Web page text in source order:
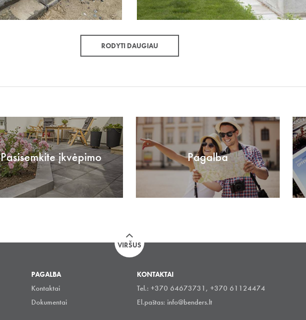
RODYTI DAUGIAU
Pasisemkite įkvėpimo Pagalba
VIRŠUS
PAGALBA
Kontaktai
Dokumentai
KONTAKTAI
Tel.: +370 64673731, +370 61124474
El.paštas: info@benders.lt